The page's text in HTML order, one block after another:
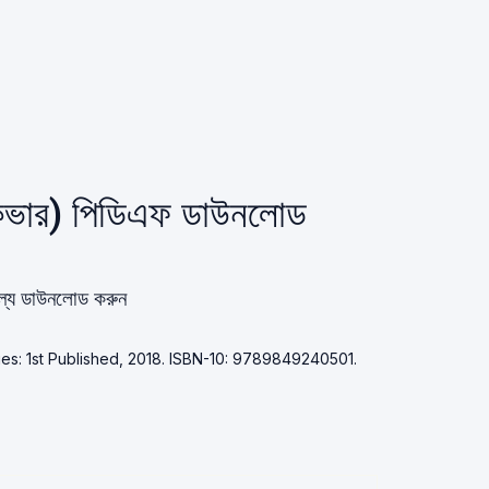
পিডিএফ ডাউনলোড
ডাউনলোড করুন
1st Published, 2018. ISBN-10: 9789849240501.